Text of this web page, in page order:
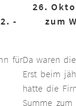
-
für
26.
zum
Da waren
Erst beim
hatte die
Summe